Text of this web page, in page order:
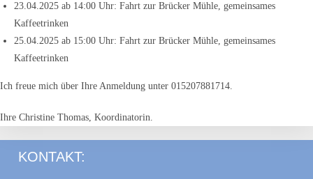
23.04.2025 ab 14:00 Uhr: Fahrt zur Brücker Mühle, gemeinsames
Kaffeetrinken
25.04.2025 ab 15:00 Uhr: Fahrt zur Brücker Mühle, gemeinsames
Kaffeetrinken
Ich freue mich über Ihre Anmeldung unter 015207881714.
Ihre Christine Thomas, Koordinatorin.
KONTAKT: